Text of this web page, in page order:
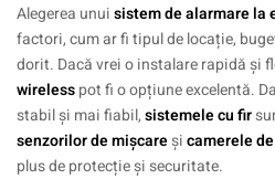
Alegerea unuisistem de alarmare la
factori, cum ar fi tipul de locație,
dorit. Dacă vrei o instalare rapidă și
wirelesspot fi o opțiune excelentă.
stabil și mai fiabil,sistemele cu fir
senzorilor de mișcareșicamerele
plus de protecție și securitate.